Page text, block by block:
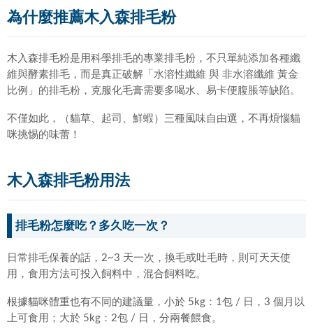
為什麼推薦木入森排毛粉
木入森排毛粉是用科學排毛的專業排毛粉，不只單純添加各種纖
維與酵素排毛，而是真正破解「水溶性纖維 與 非水溶纖維 黃金
比例」的排毛粉，克服化毛膏需要多喝水、易卡便腹脹等缺陷。
不僅如此，（貓草、起司、鮮蝦）三種風味自由選，不再煩惱貓
咪挑惕的味蕾！
木入森排毛粉用法
排毛粉怎麼吃？多久吃一次？
日常排毛保養的話，2~3 天一次，換毛或吐毛時，則可天天使
用，食用方法可投入飼料中，混合飼料吃。
根據貓咪體重也有不同的建議量，小於 5kg：1包 / 日，3 個月以
上可食用；大於 5kg：2包 / 日，分兩餐餵食。